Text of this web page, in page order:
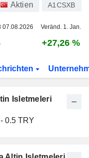
Aktien A1CSXB
07.08.2026 Veränd. 1. Jan.
+27,26 %
Isletmeleri
0.5 TRY